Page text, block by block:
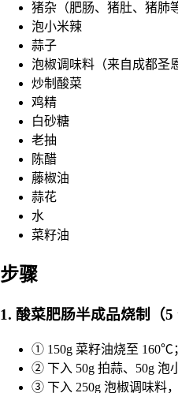
猪杂（肥肠、猪肚、猪肺
泡小米辣
蒜子
泡椒调味料（来自成都圣
炒制酸菜
鸡精
白砂糖
老抽
陈醋
藤椒油
蒜花
水
菜籽油
步骤
1. 酸菜肥肠半成品烧制（5
① 150g 菜籽油烧至 160℃
② 下入 50g 拍蒜、50g 泡
③ 下入 250g 泡椒调味料，